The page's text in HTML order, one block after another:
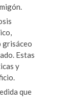
grisáceo
Estas
y
que